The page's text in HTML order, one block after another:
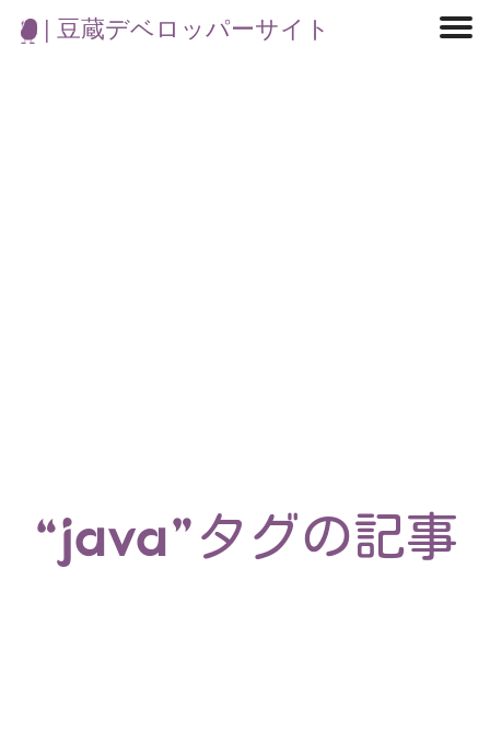
| 豆蔵デベロッパーサイト
“java”タグの記事